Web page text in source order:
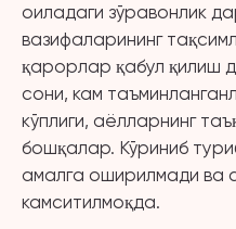
оиладаги зўравонлик
вазифаларининг
қарорлар қабул қилиш
сони, кам
кўплиги, аёлларнинг
бошқалар. Кўриниб
амалга оширилмади ва
камситилмоқда.